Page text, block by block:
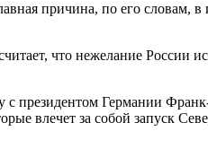
причина, по его
что нежелание России
президентом Германии
влечет за собой запуск